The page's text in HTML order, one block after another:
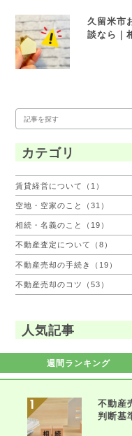
久留米市
談なら｜
人気記事
週間ランキング
不動産
判断基
カテゴリ
賃貸経営について（1）
空地・空家のこと（31）
相続・名義のこと（19）
不動産査定について（8）
不動産売却の手続き（19）
不動産売却のコツ（53）